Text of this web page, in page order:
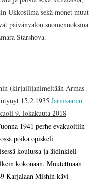
Ukkosilma sekä monet muut
päivänvalon suomennoksina
Starshova.
(kirjailijanimeltään Armas
15.2.1935 Järvisaaren
9. lokakuuta 2018
1941 perhe evakuoitiin
poika opiskeli
koulussa ja äidinkieli
kokonaan. Muutettuaan
Karjalaan Mishin kävi